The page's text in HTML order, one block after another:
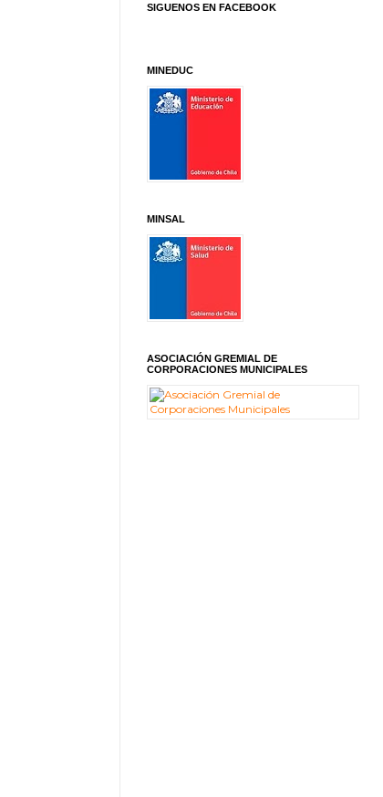
SIGUENOS EN FACEBOOK
MINEDUC
MINSAL
ASOCIACIÓN GREMIAL DE
CORPORACIONES MUNICIPALES